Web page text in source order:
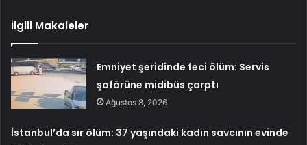
İlgili Makaleler
Emniyet şeridinde feci ölüm: Servis
şoförüne midibüs çarptı
Ağustos 8, 2026
İstanbul’da sır ölüm: 37 yaşındaki kadın savcının evinde